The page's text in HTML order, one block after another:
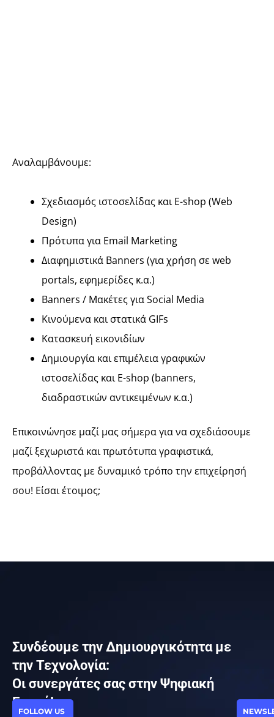
Αναλαμβάνουμε:
Σχεδιασμός ιστοσελίδας και E-shop (Web
Design)
Πρότυπα για Email Marketing
Διαφημιστικά Banners (για χρήση σε web
portals, εφημερίδες κ.α.)
Banners / Μακέτες για Social Media
Κινούμενα και στατικά GIFs
Κατασκευή εικονιδίων
Δημιουργία και επιμέλεια γραφικών
ιστοσελίδας και E-shop (banners,
διαδραστικών αντικειμένων κ.α.)
Επικοινώνησε μαζί μας σήμερα για να σχεδιάσουμε
μαζί ξεχωριστά και πρωτότυπα γραφιστικά,
προβάλλοντας με δυναμικό τρόπο την επιχείρησή
σου! Είσαι έτοιμος;
Συνδέουμε την Δημιουργικότητα με
την Τεχνολογία:
Οι συνεργάτες σας στην Ψηφιακή
Εποχή!
ΕΠΙΚΟΙΝΩΝΙΑ
FOLLOW US